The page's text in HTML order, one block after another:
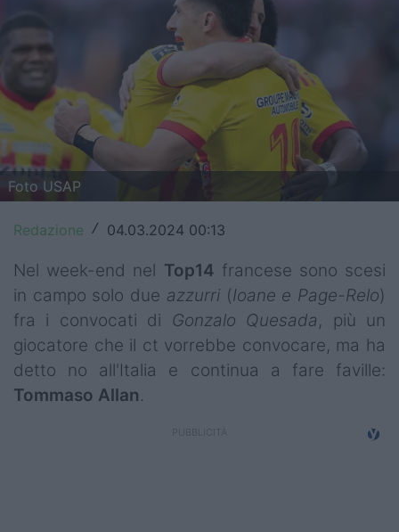
United Rugby Championship
Top14
Premiership
Champions Cup
Rugby World Cup
Super Rugby
Rugby in TV
Mercato
Foto USAP
Redazione / 04.03.2024 00:13
Nel week-end nel Top14 francese sono scesi
in campo solo due azzurri(Ioane e Page-Relo)
fra i convocati di Gonzalo Quesada, più un
giocatore che il ct vorrebbe convocare, ma ha
detto no all'Italia e continua a fare faville:
Tommaso Allan.